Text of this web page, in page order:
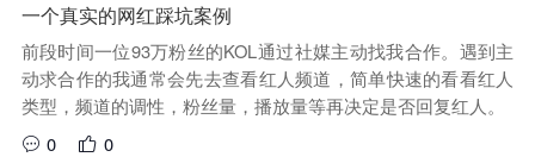
一个真实的网红踩坑案例
前段时间一位93万粉丝的KOL通过社媒主动找我合作。遇到主
动求合作的我通常会先去查看红人频道，简单快速的看看红人
类型，频道的调性，粉丝量，播放量等再决定是否回复红人。
0
0